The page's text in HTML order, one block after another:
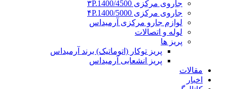
جاروی مرکزی ۳P.1400/4500
جاروی مرکزی ۴P.1400/5000
لوازم جارو مرکزی آرمیداس
لوله و اتصالات
پریز ها
پریز توکار (اتوماتیک) برند آرمیداس
پریز انشعابی آرمیداس
مقالات
اخبار